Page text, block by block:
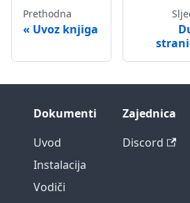
Prethodna
Uvoz knjiga
Dokumenti
Uvod
Instalacija
Vodiči
Zajednica
Discord